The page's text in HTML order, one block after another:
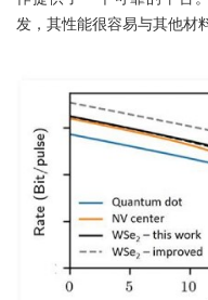
发，其性能很容易与其他材